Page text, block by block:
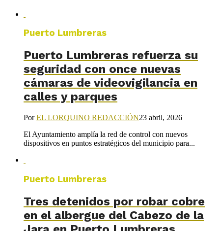
Puerto Lumbreras
Puerto Lumbreras refuerza su
seguridad con once nuevas
cámaras de videovigilancia en
calles y parques
PorEL LORQUINO REDACCIÓN23 abril, 2026
El Ayuntamiento amplía la red de control con nuevos
dispositivos en puntos estratégicos del municipio para...
Puerto Lumbreras
Tres detenidos por robar cobre
en el albergue del Cabezo de la